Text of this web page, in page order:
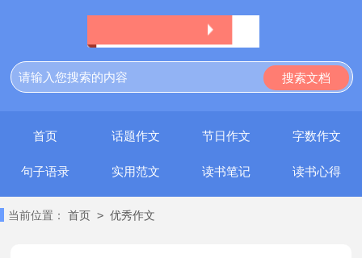
首页 话题作文 节日作文 字数作文
句子语录 实用范文 读书笔记 读书心得
当前位置： 首页 > 优秀作文